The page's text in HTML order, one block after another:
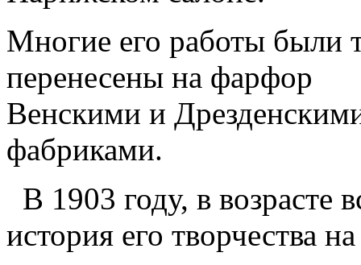
Многие его работы были
перенесены на фарфор
Венскими и
фабриками.
В 1903 году, в возрасте
история его творчества